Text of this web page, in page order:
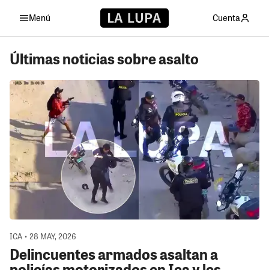
Menú Cuenta
Últimas noticias sobre asalto
ICA • 28 MAY, 2026
Delincuentes armados asaltan a